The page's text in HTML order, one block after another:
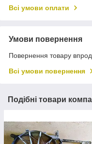
Всі умови оплати
Умови повернення
Повернення товару
Всі умови повернення
Подібні товари